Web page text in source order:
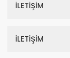
İLETİŞİM
İLETİŞİM